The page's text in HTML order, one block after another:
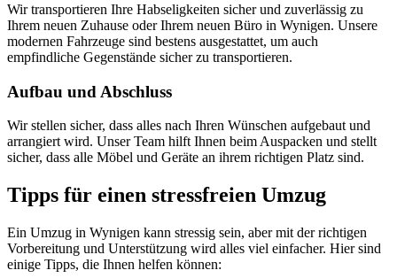
Wir transportieren Ihre Habseligkeiten sicher und zuverlässig zu
Ihrem neuen Zuhause oder Ihrem neuen Büro in Wynigen. Unsere
modernen Fahrzeuge sind bestens ausgestattet, um auch
empfindliche Gegenstände sicher zu transportieren.
Aufbau und Abschluss
Wir stellen sicher, dass alles nach Ihren Wünschen aufgebaut und
arrangiert wird. Unser Team hilft Ihnen beim Auspacken und stellt
sicher, dass alle Möbel und Geräte an ihrem richtigen Platz sind.
Tipps für einen stressfreien Umzug
Ein Umzug in Wynigen kann stressig sein, aber mit der richtigen
Vorbereitung und Unterstützung wird alles viel einfacher. Hier sind
einige Tipps, die Ihnen helfen können: